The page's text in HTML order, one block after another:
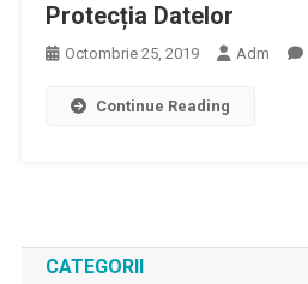
Protecția Datelor
Octombrie 25, 2019 Adm
Continue Reading
CATEGORII